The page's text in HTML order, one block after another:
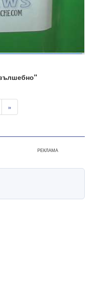
»
РЕКЛАМА